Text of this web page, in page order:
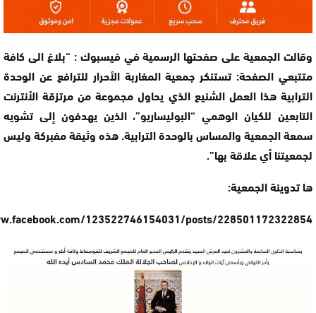
وقالت الجمعية على صفحتها الرسمية في فيسبوك : “بلاغ الى كافة
متتبعي الصفحة: تستنكر جمعية المغاربة الأحرار للترافع عن الوحدة
الترابية هذا العمل الشنيع الذي يحاول مجموعة من مرتزقة الأنترنت
التابعين للكيان الوهمي “البوليساريو”، الذين يهدفون إلى تشويه
سمعة الجمعية والمساس بالوحدة الترابية. هذه وثيقة مفبركة وليس
لجمعيتنا أي علاقة بها”.
ها تدوينة الجمعية:
123522746154031/posts/228501172322854/